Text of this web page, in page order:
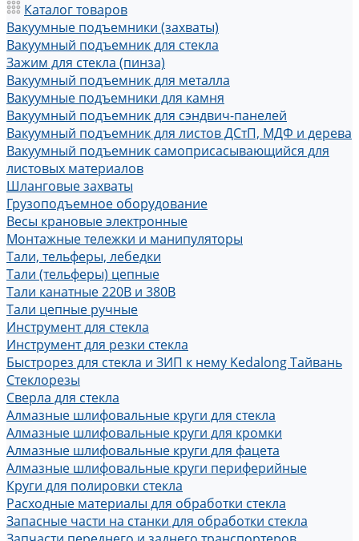
Каталог товаров
Вакуумные подъемники (захваты)
Вакуумный подъемник для стекла
Зажим для стекла (пинза)
Вакуумный подъемник для металла
Вакуумные подъемники для камня
Вакуумный подъемник для сэндвич-панелей
Вакуумный подъемник для листов ДСтП, МДФ и дерева
Вакуумный подъемник самоприсасывающийся для
листовых материалов
Шланговые захваты
Грузоподъемное оборудование
Весы крановые электронные
Монтажные тележки и манипуляторы
Тали, тельферы, лебедки
Тали (тельферы) цепные
Тали канатные 220В и 380В
Тали цепные ручные
Инструмент для стекла
Инструмент для резки стекла
Быстрорез для стекла и ЗИП к нему Kedalong Тайвань
Стеклорезы
Сверла для стекла
Алмазные шлифовальные круги для стекла
Алмазные шлифовальные круги для кромки
Алмазные шлифовальные круги для фацета
Алмазные шлифовальные круги периферийные
Круги для полировки стекла
Расходные материалы для обработки стекла
Запасные части на станки для обработки стекла